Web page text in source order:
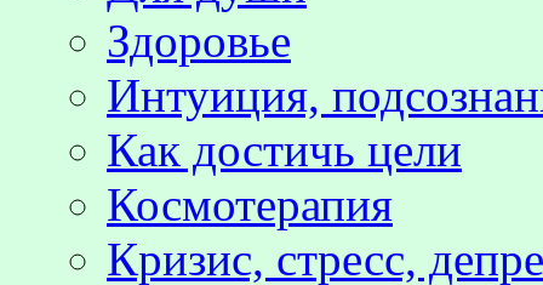
Здоровье
Интуиция,
Как достичь цели
Космотерапия
Кризис, стресс,